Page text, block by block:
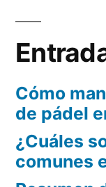
Cómo
de pádel
¿Cuáles
comunes